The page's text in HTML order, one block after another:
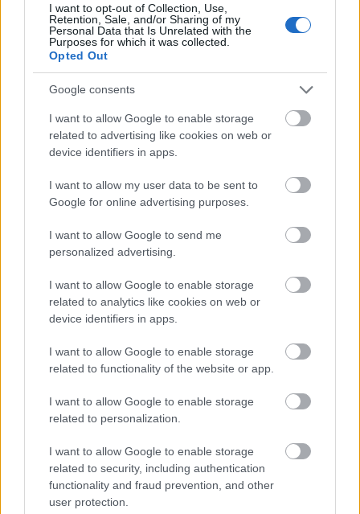
I want to opt-out of Collection, Use,
Retention, Sale, and/or Sharing of my
Personal Data that Is Unrelated with the
Purposes for which it was collected.
Opted Out
Google consents
I want to allow Google to enable storage
related to advertising like cookies on web or
device identifiers in apps.
I want to allow my user data to be sent to
Google for online advertising purposes.
I want to allow Google to send me
personalized advertising.
I want to allow Google to enable storage
related to analytics like cookies on web or
device identifiers in apps.
I want to allow Google to enable storage
related to functionality of the website or app.
I want to allow Google to enable storage
related to personalization.
I want to allow Google to enable storage
related to security, including authentication
functionality and fraud prevention, and other
user protection.
VILÁGZENÉK A LEGJOBB MINŐSÉGBEN
FONÓS LEMEZ LETT AZ ÉV JAZZ ALBUMA
A bejegyzés trackback címe:
https://kulturpart.hu/api/trackback/id/7840526
A hozzászólások a vonatkozó jogszabályok
értelmében felhasználói tartalomnak
minősülnek, értük a
szolgáltatás technikai
Részletek a Felhasználási feltételekben adatvédelmi tájékoztatóban